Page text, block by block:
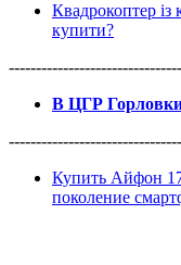
Квадрокоптер із
купити?
В ЦГР Горловки
Купить Айфон
поколение